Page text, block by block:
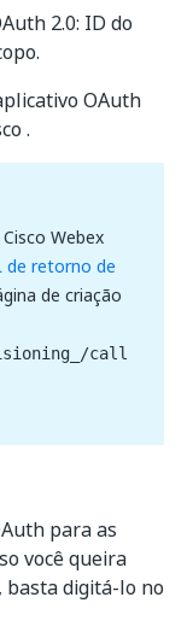
2.0: ID do
OAuth
.
Webex
de retorno de
de criação
call
para as
você queira
basta digitá-lo no